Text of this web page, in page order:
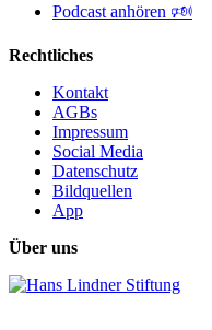
Podcast anhören 🕬
Rechtliches
Kontakt
AGBs
Impressum
Social Media
Datenschutz
Bildquellen
App
Über uns